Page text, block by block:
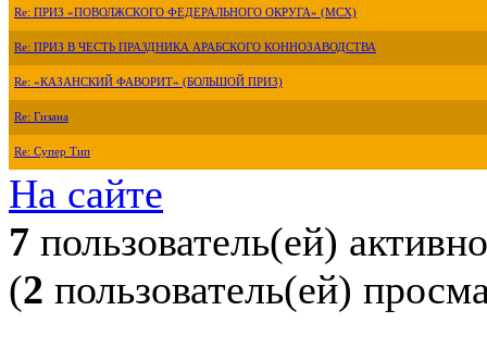
Re: ПРИЗ «ПОВОЛЖСКОГО ФЕДЕРАЛЬНОГО ОКРУГА» (МСХ)
Re: ПРИЗ В ЧЕСТЬ ПРАЗДНИКА АРАБСКОГО КОННОЗАВОДСТВА
Re: «КАЗАНСКИЙ ФАВОРИТ» (БОЛЬШОЙ ПРИЗ)
Re: Гизана
Re: Супер Тип
На сайте
7 пользователь(ей) активно
(2 пользователь(ей)